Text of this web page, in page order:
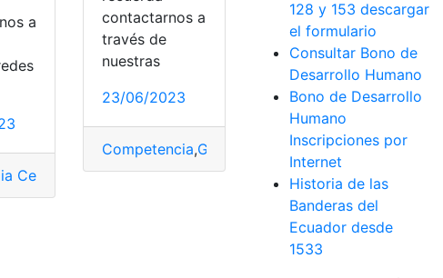
, Trabajo
Modelo,Precio ,Presentación
a
Cerato Presentación,Pruebas,rediseño
contactarnos a
través de
nuestras
23/06/2023
Competencia,Generación mitsubishi,Mundial
128 y 153 descargar
el formulario
Consultar Bono de
Desarrollo Humano
Bono de Desarrollo
Humano
Inscripciones por
Internet
Historia de las
Banderas del
Ecuador desde
1533